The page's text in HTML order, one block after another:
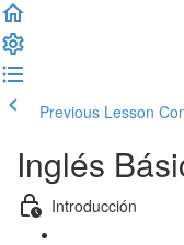
Previous Lesson
Inglés
Introducción